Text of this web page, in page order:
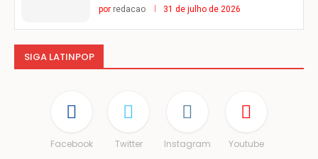
por redacao 31 de julho de 2026
SIGA LATINPOP
Facebook Twitter Instagram Youtube